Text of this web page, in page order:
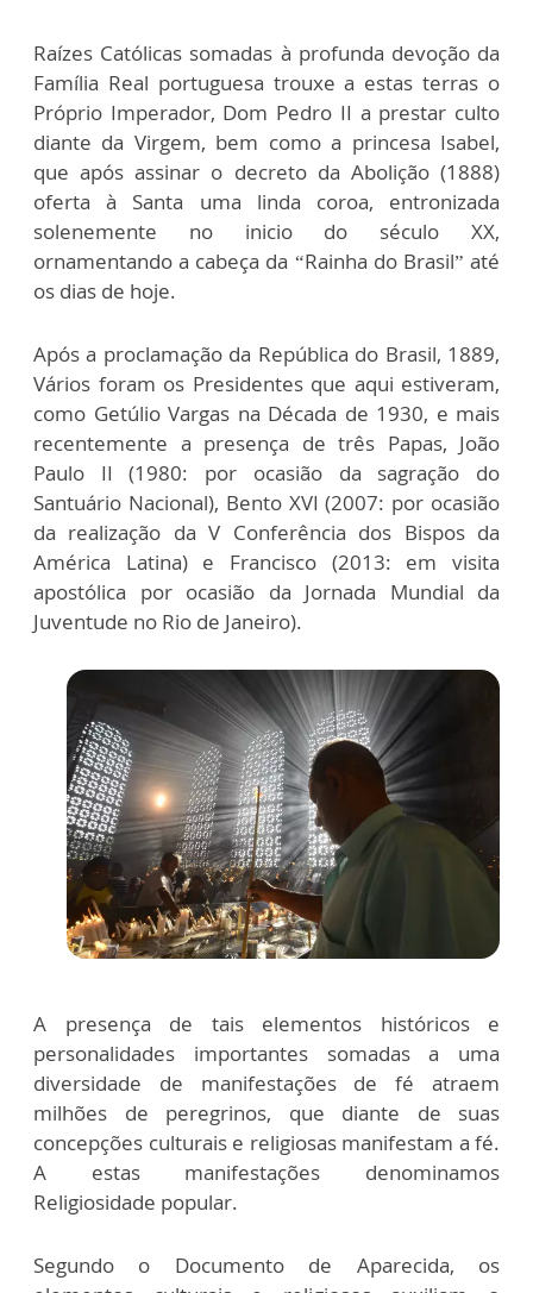
Raízes Católicas somadas à profunda devoção da
Família Real portuguesa trouxe a estas terras o
Próprio Imperador, Dom Pedro II a prestar culto
diante da Virgem, bem como a princesa Isabel,
que após assinar o decreto da Abolição (1888)
oferta à Santa uma linda coroa, entronizada
solenemente no inicio do século XX,
ornamentando a cabeça da “Rainha do Brasil” até
os dias de hoje.
Após a proclamação da República do Brasil, 1889,
Vários foram os Presidentes que aqui estiveram,
como Getúlio Vargas na Década de 1930, e mais
recentemente a presença de três Papas, João
Paulo II (1980: por ocasião da sagração do
Santuário Nacional), Bento XVI (2007: por ocasião
da realização da V Conferência dos Bispos da
América Latina) e Francisco (2013: em visita
apostólica por ocasião da Jornada Mundial da
Juventude no Rio de Janeiro).
A presença de tais elementos históricos e
personalidades importantes somadas a uma
diversidade de manifestações de fé atraem
milhões de peregrinos, que diante de suas
concepções culturais e religiosas manifestam a fé.
A estas manifestações denominamos
Religiosidade popular.
Segundo o Documento de Aparecida, os